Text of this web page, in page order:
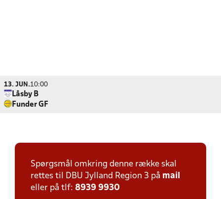
13. JUN.10:00
Låsby B
Funder GF
Spørgsmål omkring denne række skal
rettes til DBU Jylland Region 3 på mail
eller på tlf: 8939 9930